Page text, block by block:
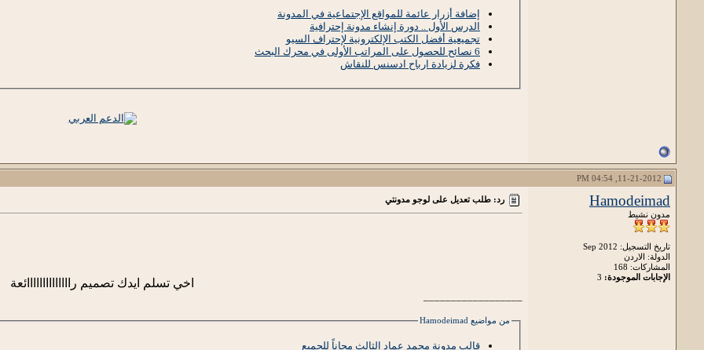
إضافة أزرار عائمة للمواقع الإجتماعية في المدونة
الدرس الأول .. دورة إنشاء مدونة إحترافية
تجميعية أفضل الكتب الإلكترونية لإحتراف السيو
6 نصائح للحصول على المراتب الأولى في محرك البحث
فكرة لزيادة ارباح ادسنس للنقاش
Hamodeimad
مدون نشيط
تاريخ التسجيل: Sep 2012
الدولة: الاردن
المشاركات: 168
الإجابات الموجودة:
رد: طلب تعديل على لوجو مدونتي
اخي تسلم ايدك تصميم راااااااااااااائعة
من مواضيع Hamodeimad
قالب مدونة محمد عماد الثالث مجاناً للجميع